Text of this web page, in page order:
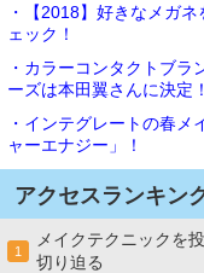
・【2018】好きなメガ
ェック！
・カラーコンタクトブラ
ーズは本田翼さんに決定！
・インテグレートの春
ャーエナジー」！
アクセスランキン
1
メイクテクニックを
切り迫る